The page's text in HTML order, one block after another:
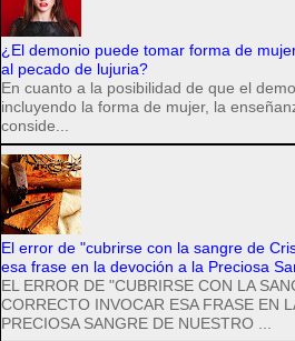
¿El demonio puede tomar forma de
al pecado de lujuria?
En cuanto a la posibilidad de que el
incluyendo la forma de mujer, la
conside...
El error de "cubrirse con la sangre de
esa frase en la devoción a la Preciosa
EL ERROR DE "CUBRIRSE CON LA
CORRECTO INVOCAR ESA FRASE EN
PRECIOSA SANGRE DE NUESTRO ...